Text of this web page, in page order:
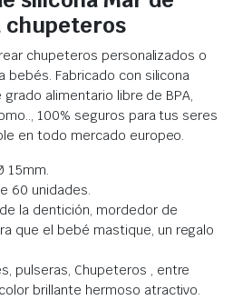
chupeteros
chupeteros personalizados o
bebés. Fabricado con silicona
alimentario libre de BPA,
100% seguros para tus seres
en todo mercado europeo.
15mm.
60 unidades.
la dentición, mordedor de
que el bebé mastique, un regalo
pulseras, Chupeteros , entre
brillante hermoso atractivo.